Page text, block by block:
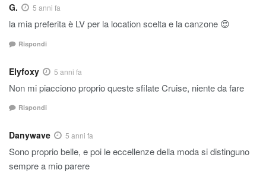
G. 5 anni fa
la mia preferita è LV per la location scelta e la canzone 😍
Rispondi
Elyfoxy 5 anni fa
Non mi piacciono proprio queste sfilate Cruise, niente da fare
Rispondi
Danywave 5 anni fa
Sono proprio belle, e poi le eccellenze della moda si distinguno
sempre a mio parere